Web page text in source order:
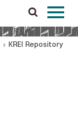
KREI Repository